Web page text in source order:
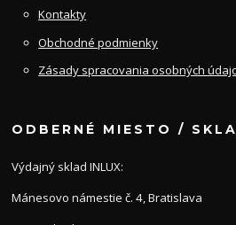
Kontakty
Obchodné podmienky
Zásady spracovania osobných
ODBERNÉ MIESTO /
Výdajný sklad INLUX:
Mánesovo námestie č. 4, Bratislava